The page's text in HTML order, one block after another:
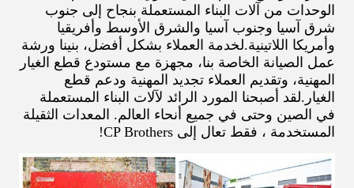
الوحدات من آلات البناء المستعملة بنجاح إلى جنوب
شرق آسيا وجنوب آسيا والشرق الأوسط وأفريقيا
وأمريكا اللاتينية.لخدمة العملاء بشكل أفضل، بنينا ورشة
عمل الصيانة الخاصة بنا، مجهزة مع مستودع قطع الغيار
المهنية، وتقديم العملاء تجديد المهنية ودعم قطع
الغيار.لقد أصبحنا المورد الرائد لآلات البناء المستعملة
في الصين وحتى في جميع أنحاء العالم. المعدات الثقيلة
المستخدمة ، فقط تعال إلى CP Brothers!